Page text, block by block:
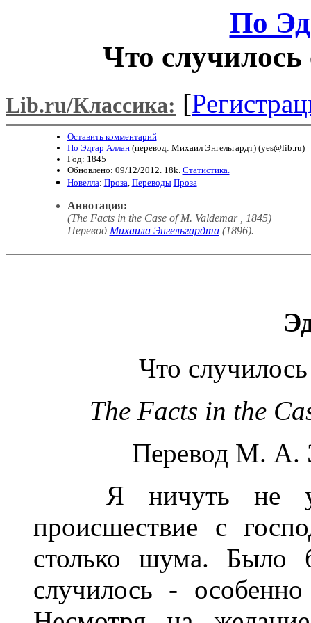
По
Что
Lib.ru/Классика: [
Оставить комментарий
По Эдгар Аллан(перевод: Михаил Энгельгардт) (yes@lib.ru)
Год: 1845
Обновлено: 09/12/2012. 18k. Статистика.
Новелла: Проза Переводы Проза
Аннотация:
(The Facts in the Case of M. Valdemar , 1845)
Перевод Михаила Энгельгардта(1896).
Что
The Facts in the
Перевод М. А.
Я ничуть не
происшествие с
столько шума. Было
случилось -